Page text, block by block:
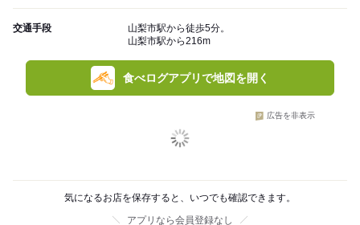
交通手段
山梨市駅から徒歩5分。
山梨市駅から216m
食べログアプリで地図を開く
広告を非表示
気になるお店を保存すると、いつでも確認できます。
アプリなら会員登録なし